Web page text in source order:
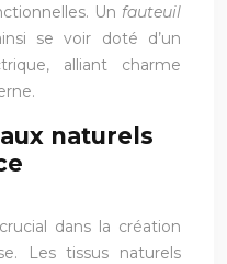
Un fauteuil
se voir doté d’un
alliant charme
naturels
dans la création
Les tissus naturels